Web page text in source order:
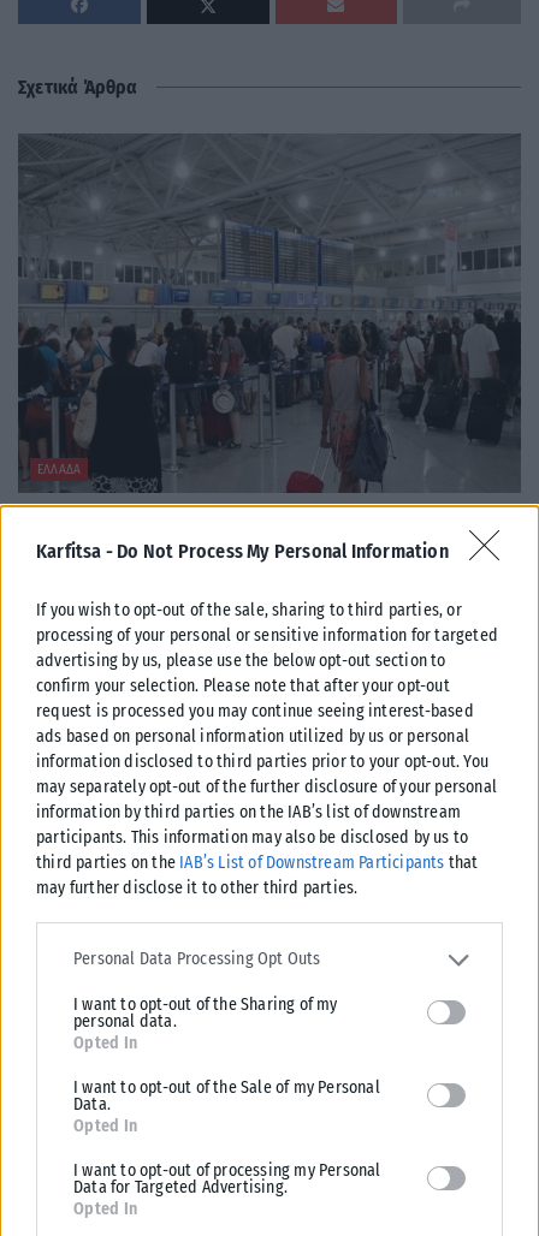
Karfitsa - Do Not Process My Personal Information
If you wish to opt-out of the sale, sharing to third parties, or
processing of your personal or sensitive information for targeted
advertising by us, please use the below opt-out section to
confirm your selection. Please note that after your opt-out
request is processed you may continue seeing interest-based
ads based on personal information utilized by us or personal
information disclosed to third parties prior to your opt-out. You
may separately opt-out of the further disclosure of your personal
information by third parties on the IAB’s list of downstream
participants. This information may also be disclosed by us to
third parties on the IAB’s List of Downstream Participants that
may further disclose it to other third parties.
Please note that this website/app uses one or more Google
services and may gather and store information including but not
deny consent to Google and its third-party tags to use your data
for below specified purposes in below Google consent section.
Personal Data Processing Opt Outs
I want to opt-out of the Sharing of my
personal data.
Opted In
I want to opt-out of the Sale of my Personal
Data.
Opted In
I want to opt-out of processing my Personal
Data for Targeted Advertising.
Opted In
Σχετικά Άρθρα
ΕΛΛΆΔΑ
ταξίδια στο εξωτερικό
ταυτότητες παύουν να ισχύουν ως ταξιδιωτικά έγγραφα για το
εξωτερικό, με...
ΑΝΑΡΤΉΘΗΚΕ ΑΠΌKARFITSANEWS 03/08/2026
ΕΛΛΆΔΑ
Υπουργείο Κλιματικής Κρίσης: Ενέργειες για την κρατική
αρωγή προς τους πυρόπληκτους
που επλήγησαν από τις πρόσφατες πυρκαγιές, με τις αρμόδιες αρχές...
ΑΝΑΡΤΉΘΗΚΕ ΑΠΌKARFITSANEWS